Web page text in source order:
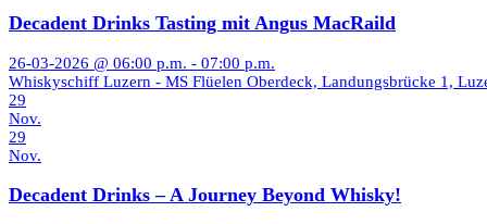
Decadent Drinks Tasting mit Angus MacRaild
26-03-2026 @ 06:00 p.m. - 07:00 p.m.
Whiskyschiff Luzern - MS Flüelen Oberdeck, Landungsbrücke 1,
29
Nov.
29
Nov.
Decadent Drinks – A Journey Beyond Whisky!